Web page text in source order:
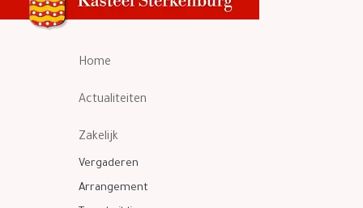
Home
Actualiteiten
Zakelijk
Vergaderen
Arrangement